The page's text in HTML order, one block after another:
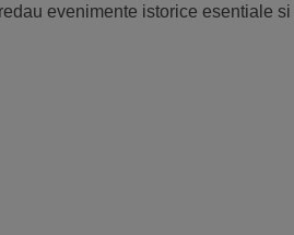
evenimente istorice esentiale